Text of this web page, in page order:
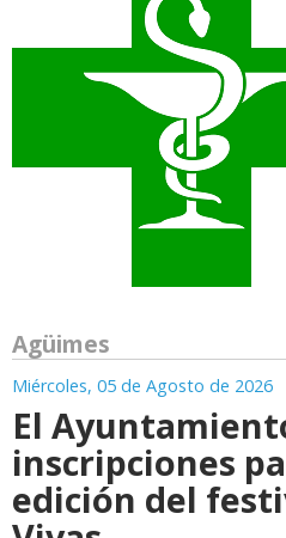
Agüimes
Miércoles, 05 de Agosto de 2026
El
inscripciones
edición del